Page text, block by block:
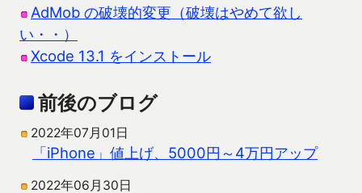
AdMob の破壊的変更（破壊はやめて欲し
い・・）
Xcode 13.1 をインストール
前後のブログ
2022年07月01日
「iPhone」値上げ、5000円～4万円アップ
2022年06月30日